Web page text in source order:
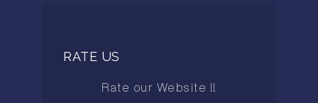
RATE US
Rate our Website !!